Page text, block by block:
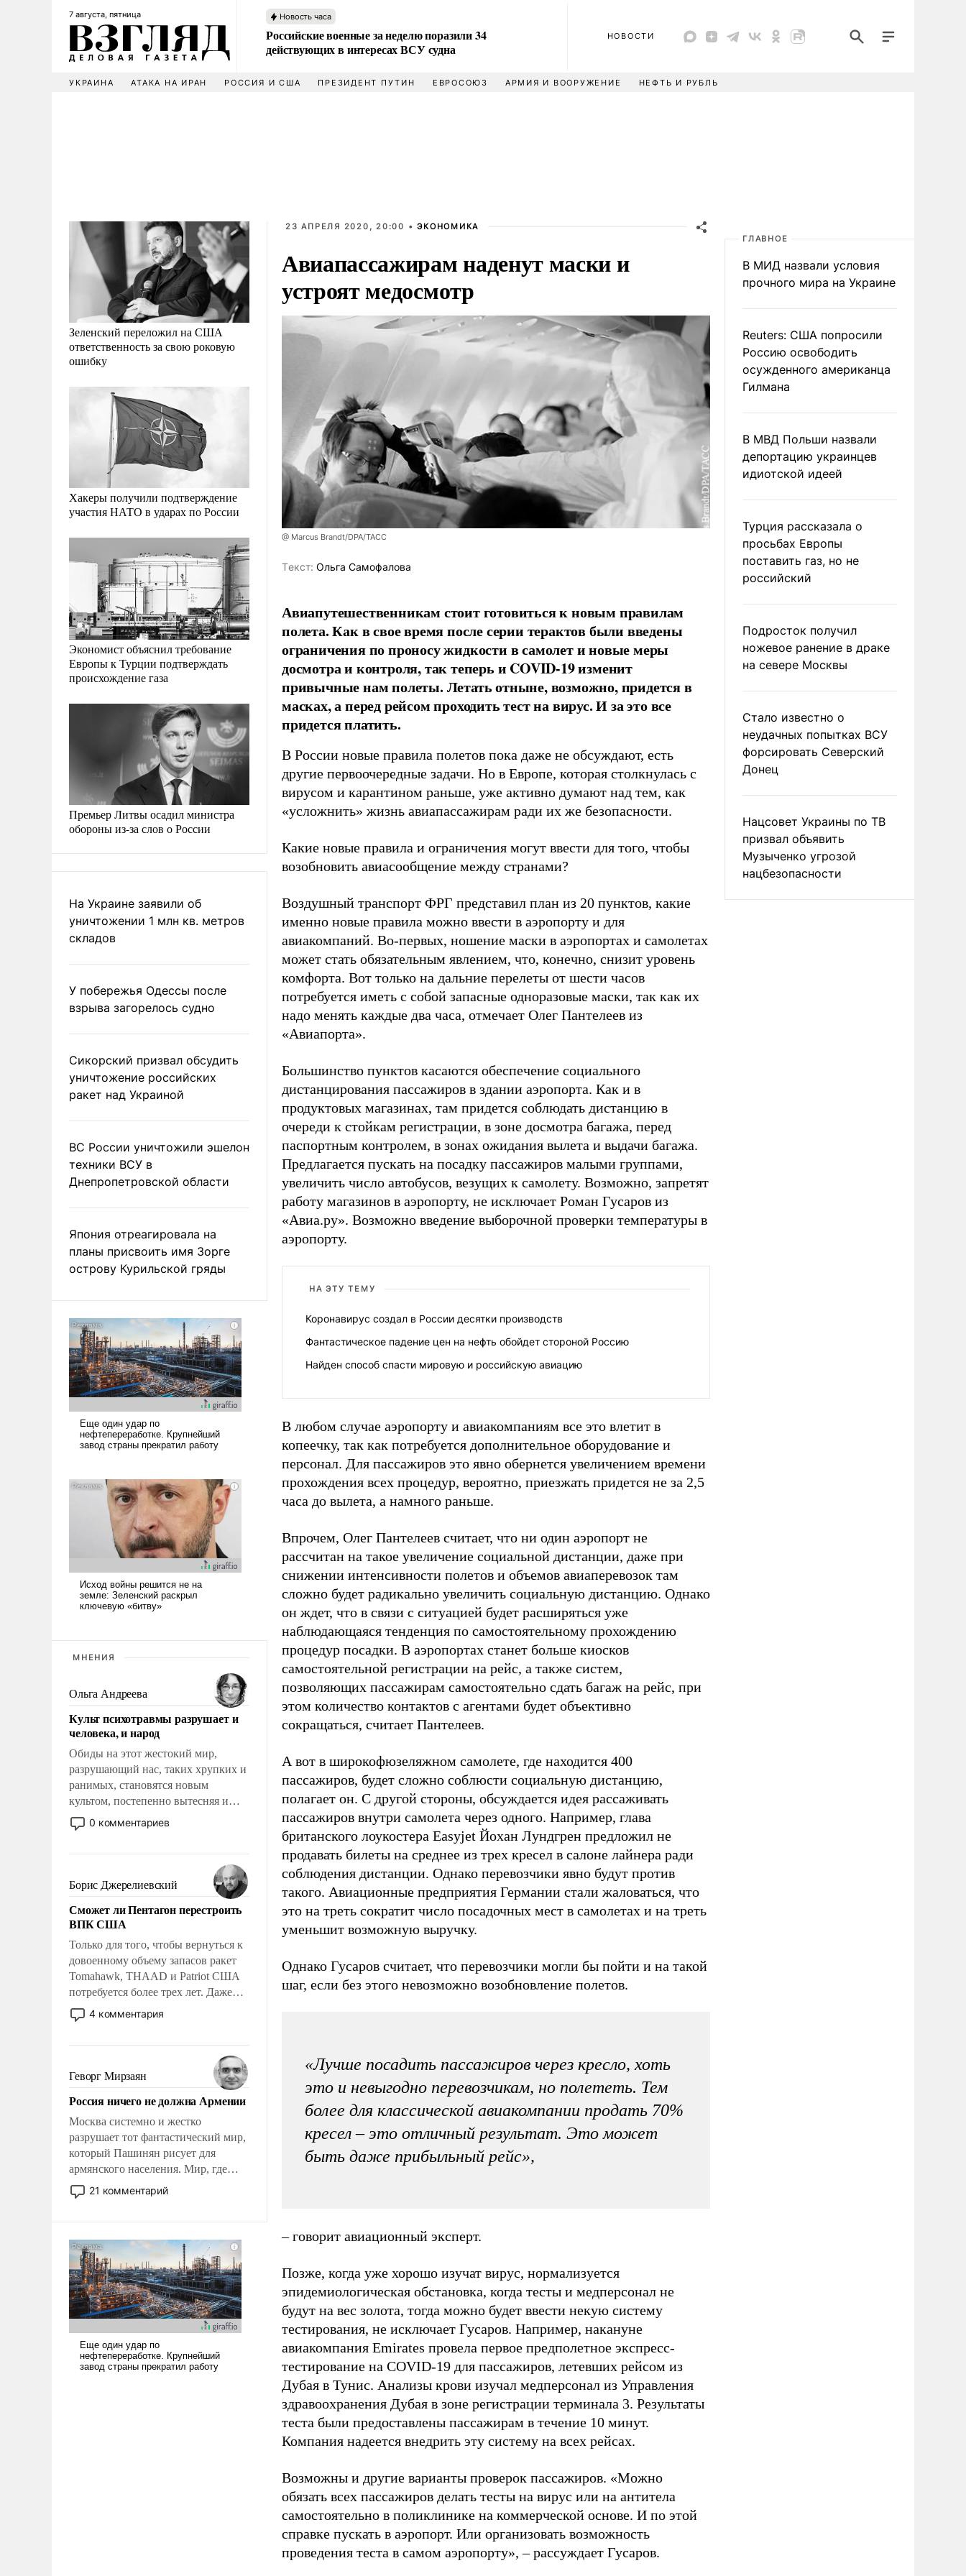
7 августа, пятница Новость часа
Российские военные за неделю поразили 34
действующих в интересах ВСУ судна
НОВОСТИ
УКРАИНА АТАКА НА ИРАН РОССИЯ И США ПРЕЗИДЕНТ ПУТИН ЕВРОСОЮЗ АРМИЯ И ВООРУЖЕНИЕ НЕФТЬ И РУБЛЬ
Зеленский переложил на США
ответственность за свою роковую
ошибку
Хакеры получили подтверждение
участия НАТО в ударах по России
Экономист объяснил требование
Европы к Турции подтверждать
происхождение газа
Премьер Литвы осадил министра
обороны из-за слов о России
На Украине заявили об
уничтожении 1 млн кв. метров
складов
У побережья Одессы после
взрыва загорелось судно
Сикорский призвал обсудить
уничтожение российских
ракет над Украиной
ВС России уничтожили эшелон
техники ВСУ в
Днепропетровской области
Япония отреагировала на
планы присвоить имя Зорге
острову Курильской гряды
МНЕНИЯ
Ольга Андреева
Культ психотравмы разрушает и
человека, и народ
Обиды на этот жестокий мир,
разрушающий нас, таких хрупких и
ранимых, становятся новым
культом, постепенно вытесняя и
отменяя традиционное требование к
человеку – быть мужественным и
на себя ответственность, помогать
слабым, идти вперед и
адаптироваться.
0 комментариев
Борис Джерелиевский
Сможет ли Пентагон перестроить
ВПК США
Только для того, чтобы вернуться к
довоенному объему запасов ракет
Tomahawk, THAAD и Patriot США
потребуется более трех лет. Даже
небольшая война с Ираном
опустошила американские
уязвимости США, например, перед
Китаем.
4 комментария
Геворг Мирзаян
Россия ничего не должна Армении
Москва системно и жестко
разрушает тот фантастический мир,
который Пашинян рисует для
армянского населения. Мир, где
политические прожекты будут
безусловно оплачиваться за счет
нужно отвечать.
21 комментарий
23 АПРЕЛЯ 2020, 20:00 •ЭКОНОМИКА
Авиапассажирам наденут маски и
устроят медосмотр
@ Marcus Brandt/DPA/ТАСС
Tекст: Ольга Самофалова
Авиапутешественникам стоит готовиться к новым правилам
полета. Как в свое время после серии терактов были введены
ограничения по проносу жидкости в самолет и новые меры
досмотра и контроля, так теперь и COVID-19 изменит
привычные нам полеты. Летать отныне, возможно, придется в
масках, а перед рейсом проходить тест на вирус. И за это все
придется платить.
В России новые правила полетов пока даже не обсуждают, есть
другие первоочередные задачи. Но в Европе, которая столкнулась с
вирусом и карантином раньше, уже активно думают над тем, как
«усложнить» жизнь авиапассажирам ради их же безопасности.
Какие новые правила и ограничения могут ввести для того, чтобы
возобновить авиасообщение между странами?
Воздушный транспорт ФРГ представил план из 20 пунктов, какие
именно новые правила можно ввести в аэропорту и для
авиакомпаний. Во-первых, ношение маски в аэропортах и самолетах
может стать обязательным явлением, что, конечно, снизит уровень
комфорта. Вот только на дальние перелеты от шести часов
потребуется иметь с собой запасные одноразовые маски, так как их
надо менять каждые два часа, отмечает Олег Пантелеев из
«Авиапорта».
Большинство пунктов касаются обеспечение социального
дистанцирования пассажиров в здании аэропорта. Как и в
продуктовых магазинах, там придется соблюдать дистанцию в
очереди к стойкам регистрации, в зоне досмотра багажа, перед
паспортным контролем, в зонах ожидания вылета и выдачи багажа.
Предлагается пускать на посадку пассажиров малыми группами,
увеличить число автобусов, везущих к самолету. Возможно, запретят
работу магазинов в аэропорту, не исключает Роман Гусаров из
«Авиа.ру». Возможно введение выборочной проверки температуры в
аэропорту.
НА ЭТУ ТЕМУ
Коронавирус создал в России десятки производств
Фантастическое падение цен на нефть обойдет стороной Россию
Найден способ спасти мировую и российскую авиацию
В любом случае аэропорту и авиакомпаниям все это влетит в
копеечку, так как потребуется дополнительное оборудование и
персонал. Для пассажиров это явно обернется увеличением времени
прохождения всех процедур, вероятно, приезжать придется не за 2,5
часа до вылета, а намного раньше.
Впрочем, Олег Пантелеев считает, что ни один аэропорт не
рассчитан на такое увеличение социальной дистанции, даже при
снижении интенсивности полетов и объемов авиаперевозок там
сложно будет радикально увеличить социальную дистанцию. Однако
он ждет, что в связи с ситуацией будет расширяться уже
наблюдающаяся тенденция по самостоятельному прохождению
процедур посадки. В аэропортах станет больше киосков
самостоятельной регистрации на рейс, а также систем,
позволяющих пассажирам самостоятельно сдать багаж на рейс, при
этом количество контактов с агентами будет объективно
сокращаться, считает Пантелеев.
А вот в широкофюзеляжном самолете, где находится 400
пассажиров, будет сложно соблюсти социальную дистанцию,
полагает он. С другой стороны, обсуждается идея рассаживать
пассажиров внутри самолета через одного. Например, глава
британского лоукостера Easyjet Йохан Лундгрен предложил не
продавать билеты на среднее из трех кресел в салоне лайнера ради
соблюдения дистанции. Однако перевозчики явно будут против
такого. Авиационные предприятия Германии стали жаловаться, что
это на треть сократит число посадочных мест в самолетах и на треть
уменьшит возможную выручку.
Однако Гусаров считает, что перевозчики могли бы пойти и на такой
шаг, если без этого невозможно возобновление полетов.
«Лучше посадить пассажиров через кресло, хоть
это и невыгодно перевозчикам, но полететь. Тем
более для классической авиакомпании продать 70%
кресел – это отличный результат. Это может
быть даже прибыльный рейс»,
– говорит авиационный эксперт.
Позже, когда уже хорошо изучат вирус, нормализуется
эпидемиологическая обстановка, когда тесты и медперсонал не
будут на вес золота, тогда можно будет ввести некую систему
тестирования, не исключает Гусаров. Например, накануне
авиакомпания Emirates провела первое предполетное экспресс-
тестирование на COVID-19 для пассажиров, летевших рейсом из
Дубая в Тунис. Анализы крови изучал медперсонал из Управления
здравоохранения Дубая в зоне регистрации терминала 3. Результаты
теста были предоставлены пассажирам в течение 10 минут.
Компания надеется внедрить эту систему на всех рейсах.
Возможны и другие варианты проверок пассажиров. «Можно
обязать всех пассажиров делать тесты на вирус или на антитела
самостоятельно в поликлинике на коммерческой основе. И по этой
справке пускать в аэропорт. Или организовать возможность
проведения теста в самом аэропорту», – рассуждает Гусаров.
ГЛАВНОЕ
В МИД назвали условия
прочного мира на Украине
Reuters: США попросили
Россию освободить
осужденного американца
Гилмана
В МВД Польши назвали
депортацию украинцев
идиотской идеей
Турция рассказала о
просьбах Европы
поставить газ, но не
российский
Подросток получил
ножевое ранение в драке
на севере Москвы
Стало известно о
неудачных попытках ВСУ
форсировать Северский
Донец
Нацсовет Украины по ТВ
призвал объявить
Музыченко угрозой
нацбезопасности